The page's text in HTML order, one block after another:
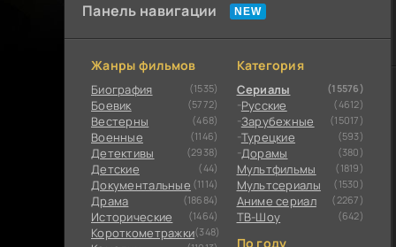
Панель навигации
Жанры фильмов
Биография (1535)
Боевик (5772)
Вестерны (468)
Военные (1146)
Детективы (2938)
Детские (44)
Документальные (1114)
Драма (18684)
Исторические (1464)
Короткометражки(348)
Категория
Сериалы (15576)
Русские (4612)
Зарубежные (15017)
Турецкие (593)
Дорамы (380)
Мультфильмы (1819)
Мультсериалы (1530)
Аниме сериал (2267)
ТВ-Шоу (642)
По году